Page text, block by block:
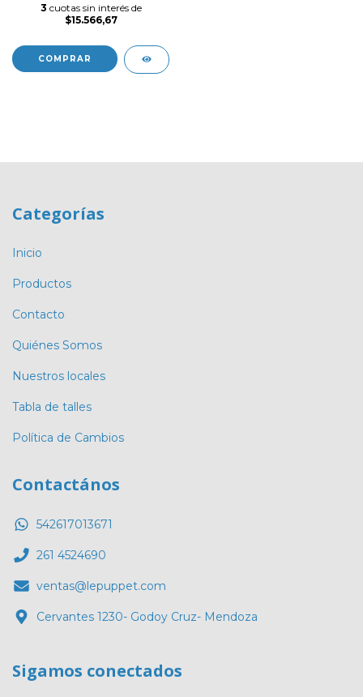
3 cuotas sin interés de
$15.566,67
COMPRAR
Categorías
Inicio
Productos
Contacto
Quiénes Somos
Nuestros locales
Tabla de talles
Política de Cambios
Contactános
542617013671
261 4524690
ventas@lepuppet.com
Cervantes 1230- Godoy Cruz- Mendoza
Sigamos conectados